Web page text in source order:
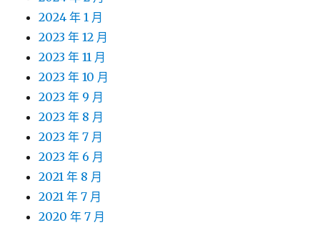
2024 年 1 月
2023 年 12 月
2023 年 11 月
2023 年 10 月
2023 年 9 月
2023 年 8 月
2023 年 7 月
2023 年 6 月
2021 年 8 月
2021 年 7 月
2020 年 7 月